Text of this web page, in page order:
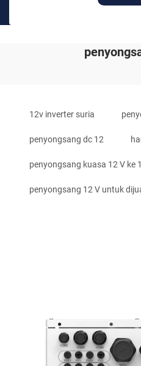
12v inverter suria
penyongsang dc 12
penyongsang kuasa 12 V ke
penyongsang 12 V untuk